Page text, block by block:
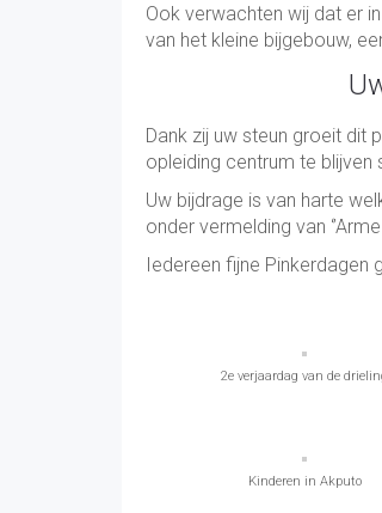
Ook verwachten wij dat er
van het kleine bijgebouw,
Dank zij uw steun groeit dit
opleiding centrum te blijven
Uw bijdrage is van harte
onder vermelding van ‘’Arme
Iedereen fijne Pinkerdagen
2e verjaardag van de
Kinderen in Akputo